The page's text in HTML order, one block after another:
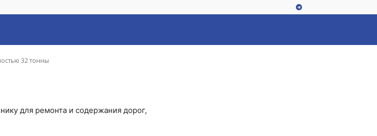
32 тонны
32 тонны
для ремонта и содержания дорог,